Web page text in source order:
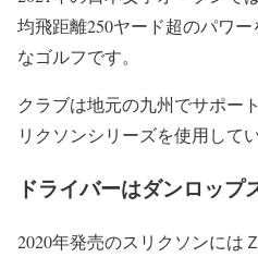
均飛距離250ヤード超のパワ
なゴルフです。
クラブは地元の九州でサポー
リクソンシリーズを使用してい
ドライバーはダンロップ
2020年発売のスリクソンに